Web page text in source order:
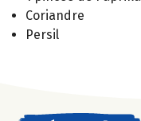
Coriandre
Persil